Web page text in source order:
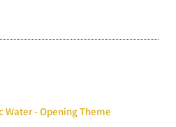
Water - Opening Theme